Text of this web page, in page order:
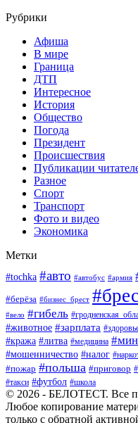
Рубрики
Афиша
В мире
Граница
ДТП
Интересное
История
Общество
Погода
Президент
Происшествия
Публикации
Разное
Спорт
Транспорт
Фото и видео
Экономика
Метки
#tochka #авто #автобус #армия
#берёза #бизнес_брест
#вело #гибель
#животное #зарплата
#кража #литва #медицина
#мошенничество #налог
#пожар #польша #приговор
#такси #футбол #школа
© 2026 - БЕЛОТЕСТ. Все
Любое копирование
только с обратной